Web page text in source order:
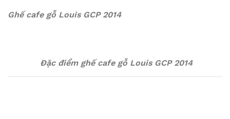
Ghế cafe gỗ Louis GCP 2014
Đặc điểm ghế cafe gỗ Louis GCP 2014